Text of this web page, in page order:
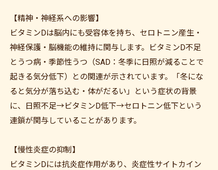
【精神・神経系への影響】
ビタミンDは脳内にも受容体を持ち、セロトニン産生・
神経保護・脳機能の維持に関与します。ビタミンD不足
とうつ病・季節性うつ（SAD：冬季に日照が減ることで
起きる気分低下）との関連が示されています。「冬にな
ると気分が落ち込む・体がだるい」という症状の背景
に、日照不足→ビタミンD低下→セロトニン低下という
連鎖が関与していることがあります。
【慢性炎症の抑制】
ビタミンDには抗炎症作用があり、炎症性サイトカイン